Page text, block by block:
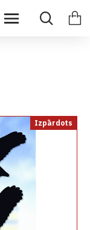
Izpārdots